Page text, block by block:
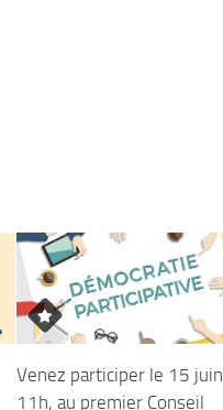
Venez participer le 15 juin
11h, au premier Conseil